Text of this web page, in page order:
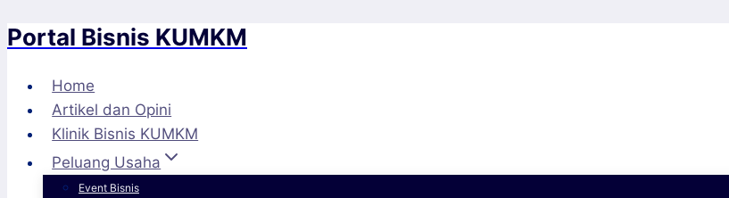
Skip
content
Portal Bisnis KUMKM
Home
Artikel dan Opini
Klinik Bisnis KUMKM
Peluang Usaha
Event Bisnis